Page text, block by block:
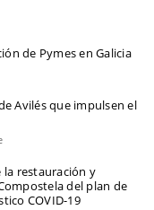
de Pymes en Galicia
Avilés que impulsen el
la restauración y
del plan de
COVID-19